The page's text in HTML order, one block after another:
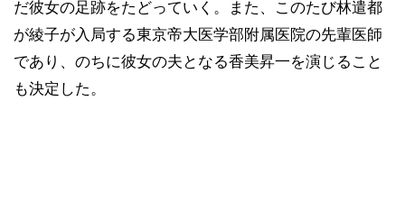
だ彼女の足跡をたどっていく。また、このたび林遣都
が綾子が入局する東京帝大医学部附属医院の先輩医師
であり、のちに彼女の夫となる香美昇一を演じること
も決定した。